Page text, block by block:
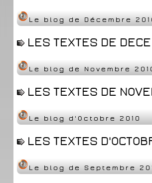
Le blog de Décembre
LES TEXTES DE
Le blog de Novembre
LES TEXTES DE
Le blog d'Octobre 2010
LES TEXTES
Le blog de Septembre